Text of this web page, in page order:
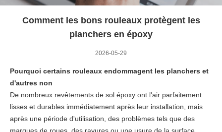
Comment les bons rouleaux protègent les
planchers en époxy
2026-05-29
Pourquoi certains rouleaux endommagent les planchers et
d'autres non
De nombreux revêtements de sol époxy ont l'air parfaitement
lisses et durables immédiatement après leur installation, mais
après une période d'utilisation, des problèmes tels que des